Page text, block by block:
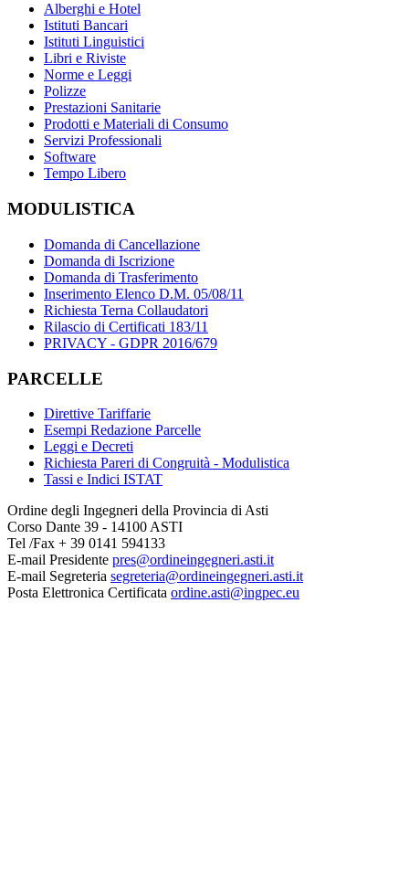
Alberghi e Hotel
Istituti Bancari
Istituti Linguistici
Libri e Riviste
Norme e Leggi
Polizze
Prestazioni Sanitarie
Prodotti e Materiali di Consumo
Servizi Professionali
Software
Tempo Libero
MODULISTICA
Domanda di Cancellazione
Domanda di Iscrizione
Domanda di Trasferimento
Inserimento Elenco D.M. 05/08/11
Richiesta Terna Collaudatori
Rilascio di Certificati 183/11
PRIVACY - GDPR 2016/679
PARCELLE
Direttive Tariffarie
Esempi Redazione Parcelle
Leggi e Decreti
Richiesta Pareri di Congruità - Modulistica
Tassi e Indici ISTAT
Ordine degli Ingegneri della Provincia di Asti
Corso Dante 39 - 14100 ASTI
Tel /Fax + 39 0141 594133
E-mail Presidente pres@ordineingegneri.asti.it
E-mail Segreteria segreteria@ordineingegneri.asti.it
Posta Elettronica Certificata ordine.asti@ingpec.eu